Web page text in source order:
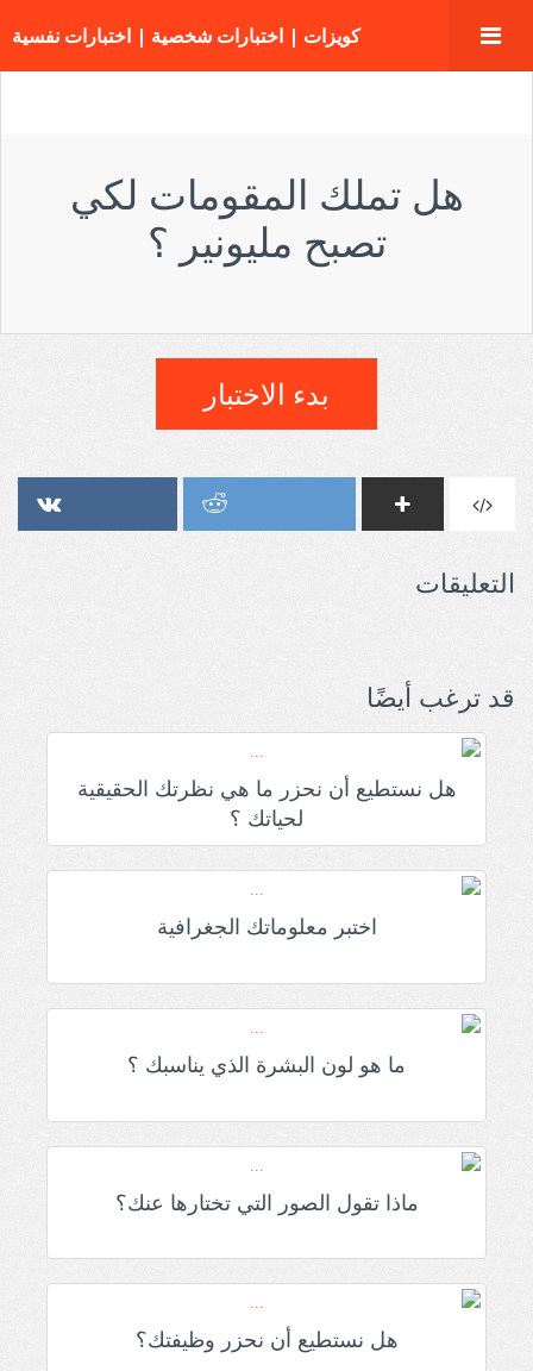
كويزات | اختبارات شخصية | اختبارات نفسية
هل تملك المقومات لكي
تصبح مليونير ؟
بدء الاختبار
التعليقات
قد ترغب أيضًا
هل نستطيع أن نحزر ما هي نظرتك الحقيقية
لحياتك ؟
اختبر معلوماتك الجغرافية
ما هو لون البشرة الذي يناسبك ؟
ماذا تقول الصور التي تختارها عنك؟
هل نستطيع أن نحزر وظيفتك؟